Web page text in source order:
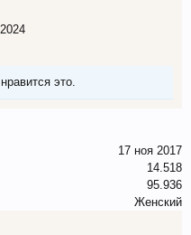
нравится это.
17 ноя 2017
14.518
95.936
Женский